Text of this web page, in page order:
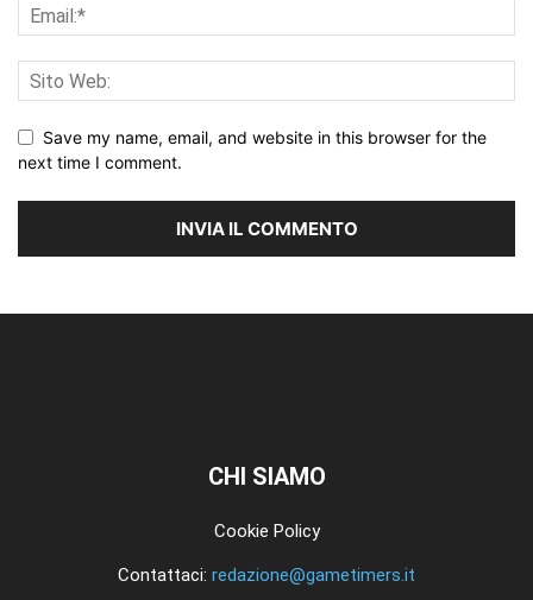
Save my name, email, and website in this browser for the
next time I comment.
CHI SIAMO
Cookie Policy
Contattaci: redazione@gametimers.it